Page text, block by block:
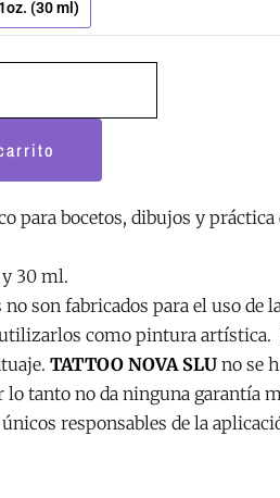
hasta
1oz. (30 ml)
para bocetos, dibujos y
30 ml.
son fabricados para el uso de
como pintura artística.
TATTOO NOVA SLUno se
tanto no da ninguna garantía
responsables de la